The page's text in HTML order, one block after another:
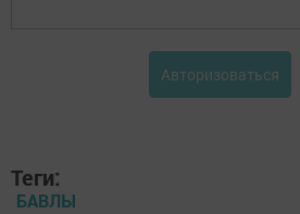
Авторизоваться
Теги:
БАВЛЫ